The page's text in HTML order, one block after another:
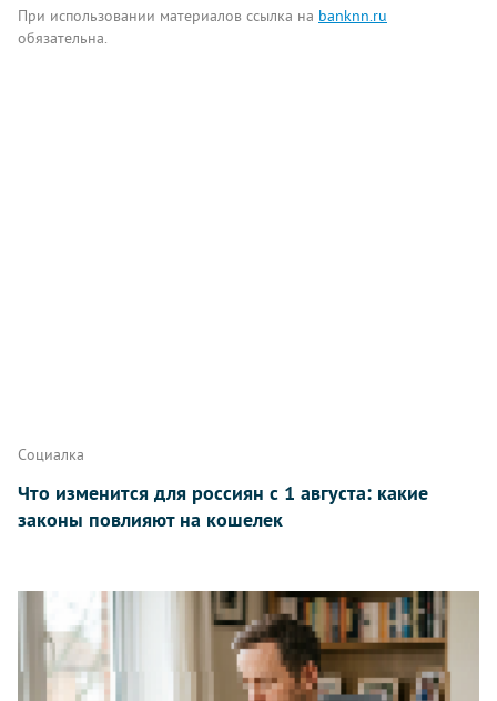
При использовании материалов ссылка на banknn.ru
обязательна.
Социалка
Что изменится для россиян с 1 августа: какие
законы повлияют на кошелек